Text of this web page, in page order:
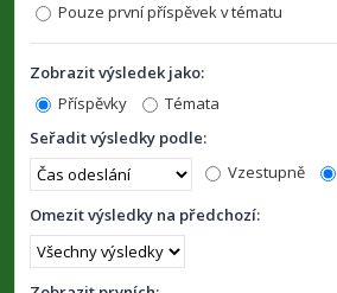
Pouze první příspěvek v tématu
Zobrazit výsledek jako:
Příspěvky
Témata
Seřadit výsledky podle:
Vzestupně
Omezit výsledky na předchozí: